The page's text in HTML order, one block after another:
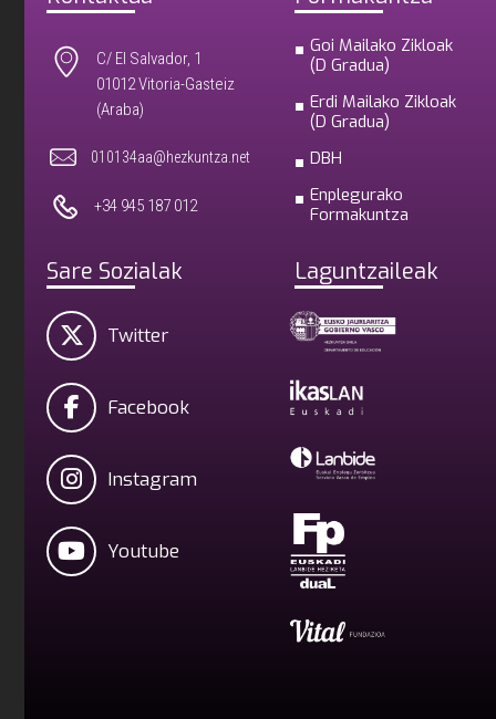
C/ El Salvador, 1
01012 Vitoria-Gasteiz
(Araba)
010134aa@hezkuntza.net
+34 945 187 012
Goi Mailako Zikloak
(D Gradua)
Erdi Mailako Zikloak
(D Gradua)
DBH
Enplegurako
Formakuntza
Sare Sozialak
Twitter
Facebook
Instagram
Youtube
Laguntzaileak